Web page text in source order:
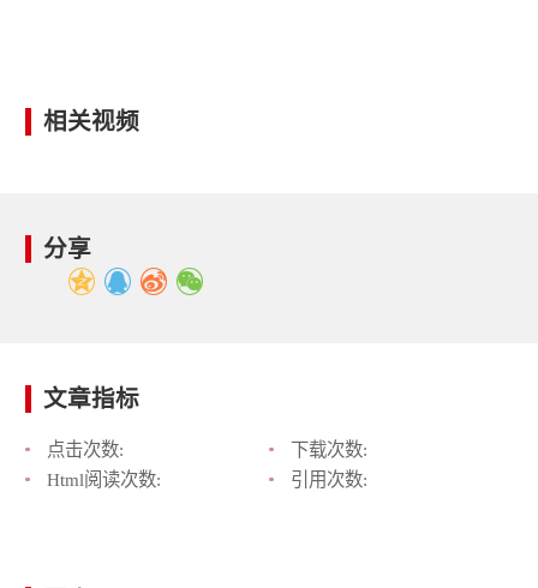
相关视频
分享
文章指标
点击次数:
下载次数:
Html阅读次数:
引用次数: